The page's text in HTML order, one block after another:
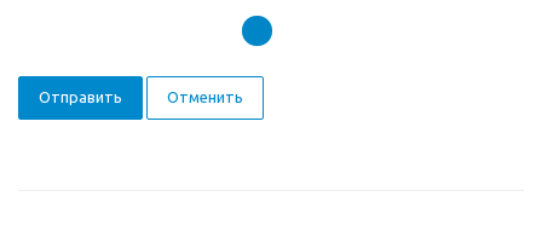
Отправить Отменить